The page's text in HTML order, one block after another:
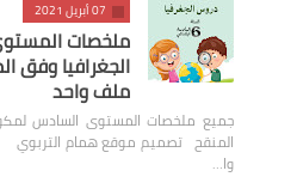
07 أبريل 2021
ملخصات
الجغرافيا وفق
ملف واحد
جميع ملخصات المستوى السادس
المنقح تصميم موقع همام
وا…